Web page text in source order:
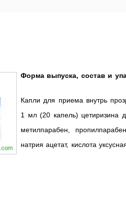
Форма выпуска, состав и
Капли для приема внутрь
1 мл (20 капель) цетиризина
метилпарабен,
натрия ацетат, кислота